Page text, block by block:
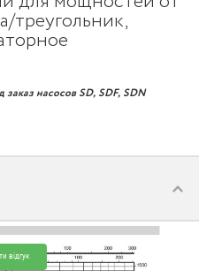
треугольник,
насосов SD, SDF, SDN
відгук